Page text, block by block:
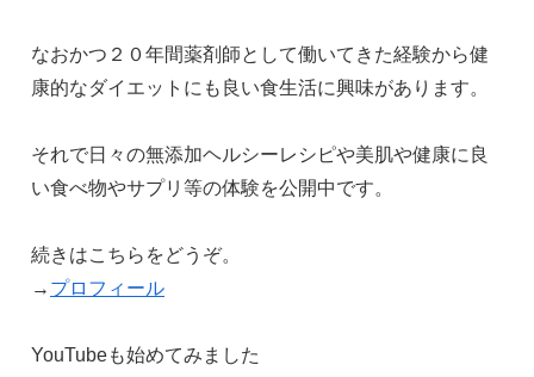
なおかつ２０年間薬剤師として働いてきた経験から健
康的なダイエットにも良い食生活に興味があります。
それで日々の無添加ヘルシーレシピや美肌や健康に良
い食べ物やサプリ等の体験を公開中です。
続きはこちらをどうぞ。
→ プロフィール
YouTubeも始めてみました